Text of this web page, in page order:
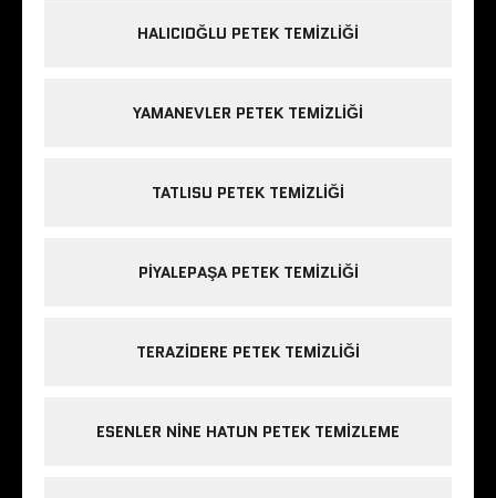
HALICIOĞLU PETEK TEMIZLIĞI
YAMANEVLER PETEK TEMIZLIĞI
TATLISU PETEK TEMIZLIĞI
PIYALEPAŞA PETEK TEMIZLIĞI
TERAZIDERE PETEK TEMIZLIĞI
ESENLER NINE HATUN PETEK TEMIZLEME